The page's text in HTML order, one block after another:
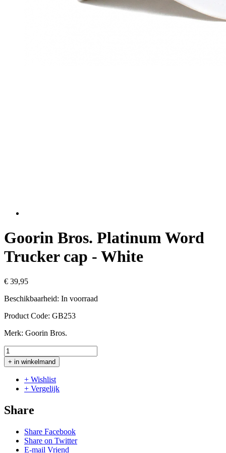
Goorin Bros. Platinum Word
Trucker cap - White
€ 39,95
Beschikbaarheid: In voorraad
Product Code: GB253
Merk: Goorin Bros.
+ in winkelmand
+ Wishlist
+ Vergelijk
Share
Share Facebook
Share on Twitter
E-mail Vriend